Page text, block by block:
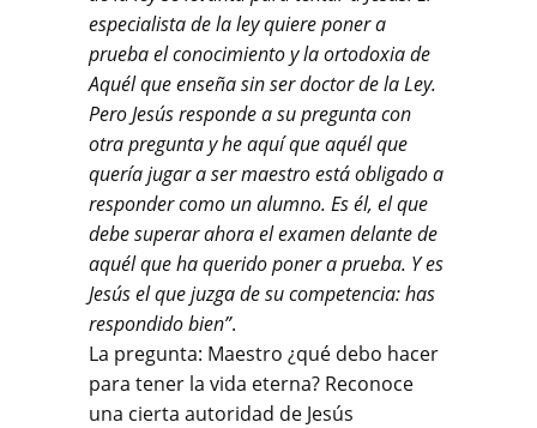
especialista de la ley quiere poner a
prueba el conocimiento y la ortodoxia de
Aquél que enseña sin ser doctor de la Ley.
Pero Jesús responde a su pregunta con
otra pregunta y he aquí que aquél que
quería jugar a ser maestro está obligado a
responder como un alumno. Es él, el que
debe superar ahora el examen delante de
aquél que ha querido poner a prueba. Y es
Jesús el que juzga de su competencia: has
respondido bien”.
La pregunta: Maestro ¿qué debo hacer
para tener la vida eterna? Reconoce
una cierta autoridad de Jesús